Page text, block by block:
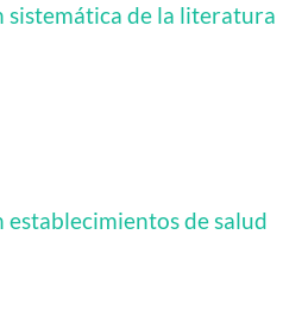
sistemática de la literatura
de salud